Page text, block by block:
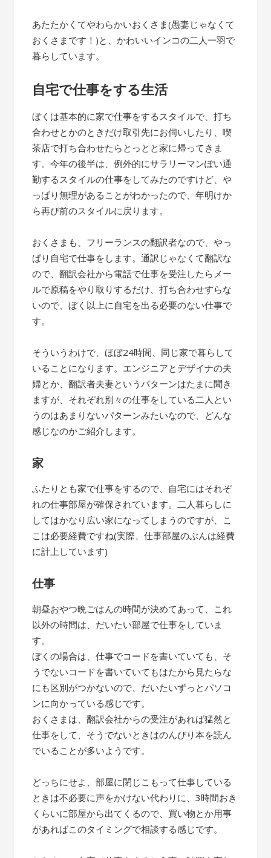
あたたかくてやわらかいおくさま(愚妻じゃなくて
おくさまです！)と、かわいいインコの二人一羽で
暮らしています。
自宅で仕事をする生活
ぼくは基本的に家で仕事をするスタイルで、打ち
合わせとかのときだけ取引先にお伺いしたり、喫
茶店で打ち合わせたらとっとと家に帰ってきま
す。今年の後半は、例外的にサラリーマンぽい通
勤するスタイルの仕事をしてみたのですけど、や
っぱり無理があることがわかったので、年明けか
ら再び前のスタイルに戻ります。
おくさまも、フリーランスの翻訳者なので、やっ
ぱり自宅で仕事をします。通訳じゃなくて翻訳な
ので、翻訳会社から電話で仕事を受注したらメー
ルで原稿をやり取りするだけ、打ち合わせすらな
いので、ぼく以上に自宅を出る必要のない仕事で
す。
そういうわけで、ほぼ24時間、同じ家で暮らして
いることになります。エンジニアとデザイナの夫
婦とか、翻訳者夫妻というパターンはたまに聞き
ますが、それぞれ別々の仕事をしている二人とい
うのはあまりないパターンみたいなので、どんな
感じなのかご紹介します。
家
ふたりとも家で仕事をするので、自宅にはそれぞ
れの仕事部屋が確保されています。二人暮らしに
してはかなり広い家になってしまうのですが、こ
こは必要経費ですね(実際、仕事部屋のぶんは経費
に計上しています)
仕事
朝昼おやつ晩ごはんの時間が決めてあって、これ
以外の時間は、だいたい部屋で仕事をしていま
す。
ぼくの場合は、仕事でコードを書いていても、そ
うでないコードを書いていてもはたから見たらな
にも区別がつかないので、だいたいずっとパソコ
ンに向かっている感じです。
おくさまは、翻訳会社からの受注があれば猛然と
仕事をして、そうでないときはのんびり本を読ん
でいることが多いようです。
どっちにせよ、部屋に閉じこもって仕事している
ときは不必要に声をかけない代わりに、3時間おき
くらいに部屋から出てくるので、買い物とか用事
があればこのタイミングで相談する感じです。